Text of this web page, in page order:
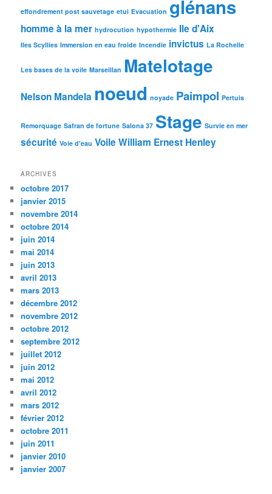
effondrement post sauvetage etui Evacuation glénans
homme à la mer hydrocution hypothermie Ile d'Aix
Iles Scyllies Immersion en eau froide Incendie invictus La Rochelle
Les bases de la voile Marseillan Matelotage
Nelson Mandela noeud noyade Paimpol Pertuis
Remorquage Safran de fortune Salona 37 Stage Survie en mer
sécurité Voie d'eau Voile William Ernest Henley
ARCHIVES
octobre 2017
janvier 2015
novembre 2014
octobre 2014
juin 2014
mai 2014
juin 2013
avril 2013
mars 2013
décembre 2012
novembre 2012
octobre 2012
septembre 2012
juillet 2012
juin 2012
mai 2012
avril 2012
mars 2012
février 2012
octobre 2011
juin 2011
janvier 2010
janvier 2007